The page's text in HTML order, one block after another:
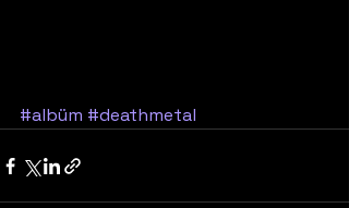
#albüm #deathmetal